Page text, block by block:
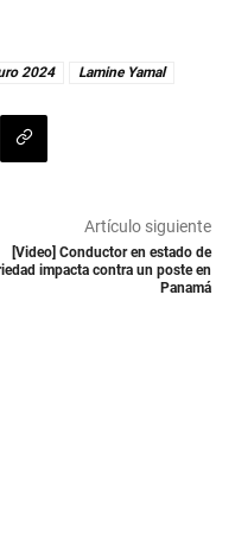
2024 Lamine Yamal
Artículo siguiente
[Video] Conductor en estado de
impacta contra un poste en
Panamá